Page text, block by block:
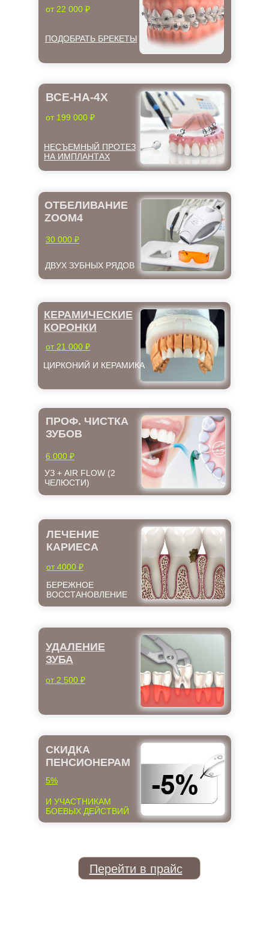
ЛЕЧЕНИЕ
КАРИЕСА
ПРОФ. ЧИСТКА
ЗУБОВ
БЕРЕЖНОЕ
ВОССТАНОВЛЕНИЕ
НЕСЪЕМНЫЙ ПРОТЕЗ
НА ИМПЛАНТАХ
ПОДОБРАТЬ БРЕКЕТЫ
от 22 000 ₽
ВСЕ-НА-4Х
ОТБЕЛИВАНИЕ
ZOOM4
ДВУХ ЗУБНЫХ РЯДОВ
КЕРАМИЧЕСКИЕ
КОРОНКИ
6 000 ₽
30 000 ₽
от 21 000 ₽
УДАЛЕНИЕ
ЗУБА
ЦИРКОНИЙ И КЕРАМИКА
СКИДКА
ПЕНСИОНЕРАМ
И УЧАСТНИКАМ
БОЕВЫХ ДЕЙСТВИЙ
УЗ + AIR FLOW (2
ЧЕЛЮСТИ)
от 199 000 ₽
от 4000 ₽
от 2 500 ₽
5%
Перейти в прайс